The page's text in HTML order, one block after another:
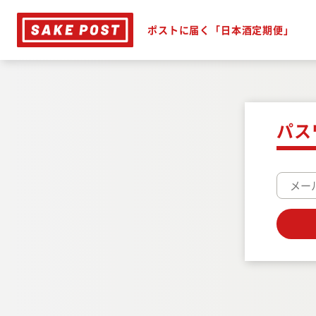
ポストに届く「日本酒定期便」
パス